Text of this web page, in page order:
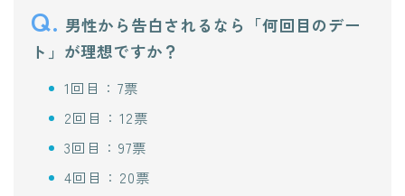
Q. 男性から告白されるなら「何回目のデー
ト」が理想ですか？
1回目：7票
2回目：12票
3回目：97票
4回目：20票